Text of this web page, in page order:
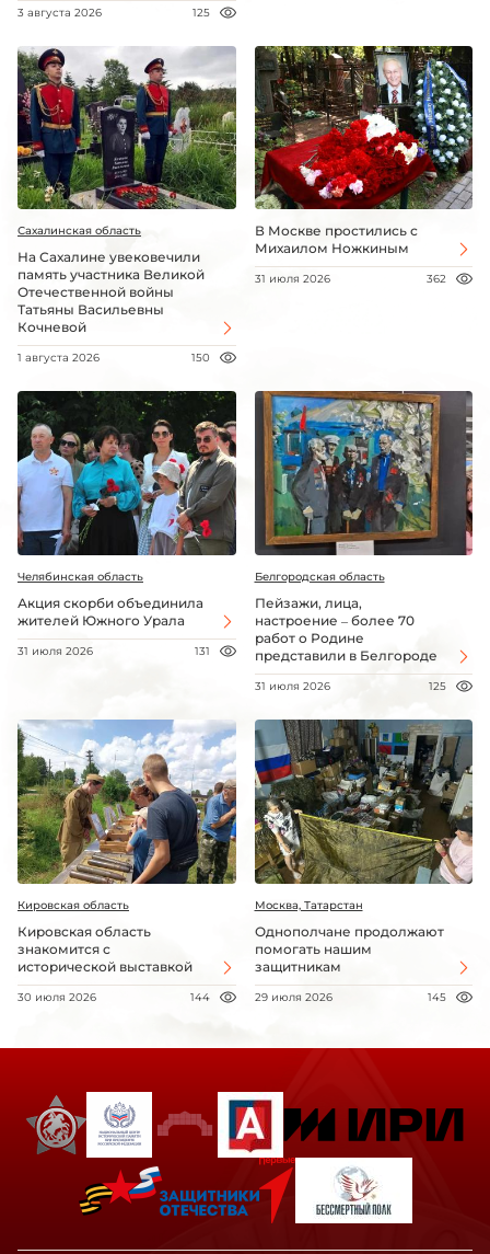
3 августа 2026 125
Сахалинская область
На Сахалине увековечили
память участника Великой
Отечественной войны
Татьяны Васильевны
Кочневой
1 августа 2026 150
В Москве простились с
Михаилом Ножкиным
31 июля 2026 362
Челябинская область
Акция скорби объединила
жителей Южного Урала
31 июля 2026 131
Белгородская область
Пейзажи, лица,
настроение – более 70
работ о Родине
представили в Белгороде
31 июля 2026 125
Кировская область
Кировская область
знакомится с
исторической выставкой
30 июля 2026 144
Москва, Татарстан
Однополчане продолжают
помогать нашим
защитникам
29 июля 2026 145